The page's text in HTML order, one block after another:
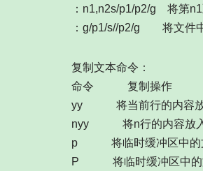
：n1,n2s/p1/p2/g 将第
：g/p1/s//p2/g 将文件
复制文本命令：
命令 复制操作
yy 将当前行的内容放
nyy 将n行的内容放入
p 将临时缓冲区中的
P 将临时缓冲区中的